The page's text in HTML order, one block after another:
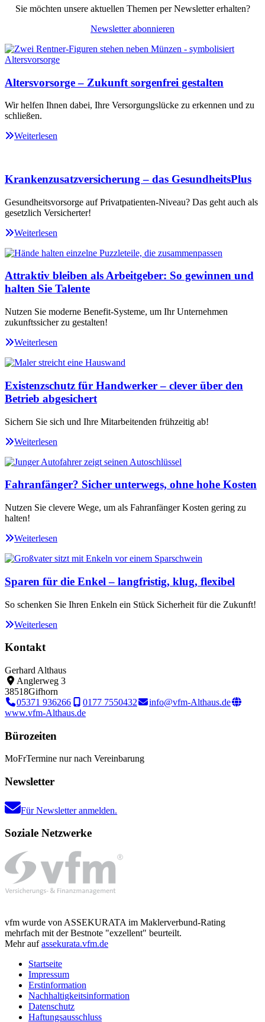
Sie möchten unsere aktuellen Themen per Newsletter erhalten?
Newsletter abonnieren
Altersvorsorge – Zukunft sorgenfrei gestalten
Wir helfen Ihnen dabei, Ihre Versorgungslücke zu erkennen und zu
schließen.
Weiterlesen
Krankenzusatzversicherung – das GesundheitsPlus
Gesundheitsvorsorge auf Privatpatienten-Niveau? Das geht auch als
gesetzlich Versicherter!
Weiterlesen
Attraktiv bleiben als Arbeitgeber: So gewinnen und
halten Sie Talente
Nutzen Sie moderne Benefit-Systeme, um Ihr Unternehmen
zukunftssicher zu gestalten!
Weiterlesen
Existenzschutz für Handwerker – clever über den
Betrieb abgesichert
Sichern Sie sich und Ihre Mitarbeitenden frühzeitig ab!
Weiterlesen
Fahranfänger? Sicher unterwegs, ohne hohe Kosten
Nutzen Sie clevere Wege, um als Fahranfänger Kosten gering zu
halten!
Weiterlesen
Sparen für die Enkel – langfristig, klug, flexibel
So schenken Sie Ihren Enkeln ein Stück Sicherheit für die Zukunft!
Weiterlesen
Kontakt
Gerhard Althaus
Anglerweg 3
38518Gifhorn
05371 936266
0177 7550432
info@vfm-Althaus.de
www.vfm-Althaus.de
Bürozeiten
MoFrTermine nur nach Vereinbarung
Newsletter
Für Newsletter anmelden.
Soziale Netzwerke
vfm wurde von ASSEKURATA im Maklerverbund-Rating
mehrfach mit der Bestnote "exzellent" beurteilt.
Mehr aufassekurata.vfm.de
Startseite
Impressum
Erstinformation
Nachhaltigkeitsinformation
Datenschutz
Haftungsausschluss